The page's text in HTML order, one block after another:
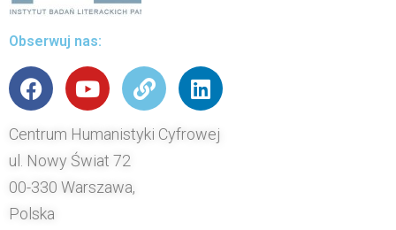
Obserwuj nas:
Centrum Humanistyki Cyfrowej
ul. Nowy Świat 72
00-330 Warszawa,
Polska